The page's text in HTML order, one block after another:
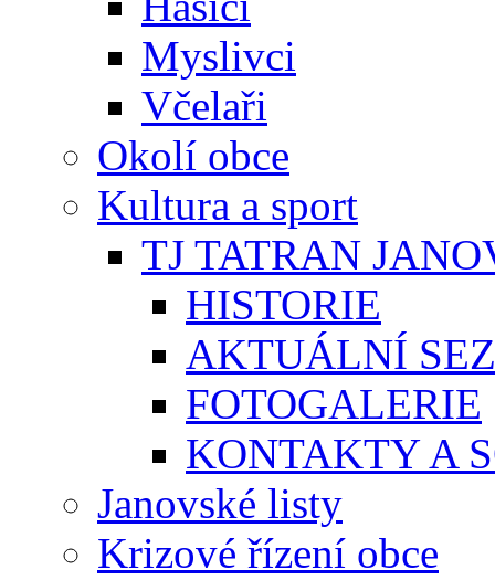
Myslivci
Včelaři
Okolí obce
Kultura a sport
TJ TATRAN
HISTORIE
AKTUÁLNÍ
FOTOGALERIE
KONTAKTY A
Janovské listy
Krizové řízení obce